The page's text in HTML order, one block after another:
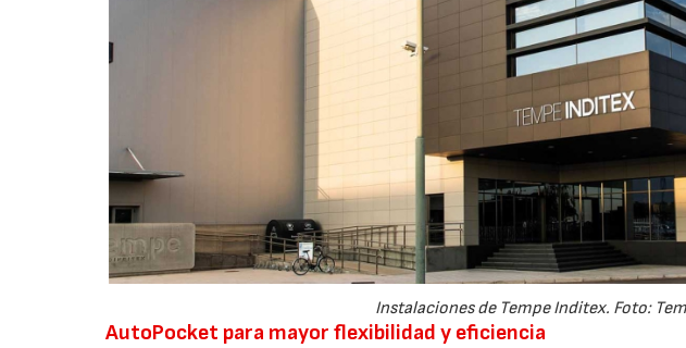
Instalaciones de Tempe Inditex. Foto:
AutoPocket para mayor flexibilidad y eficiencia